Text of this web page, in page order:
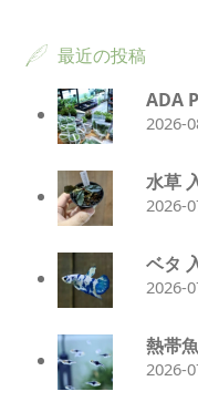
最近の投稿
ADA
2026-
水草
2026-
ベタ
2026-
熱帯
2026-